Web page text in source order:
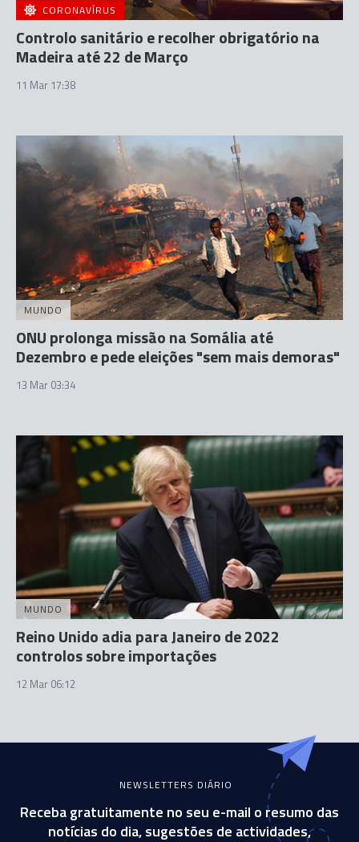
CORONAVÍRUS
Controlo sanitário e recolher obrigatório na
Madeira até 22 de Março
11 Mar 17:38
MUNDO
ONU prolonga missão na Somália até
Dezembro e pede eleições "sem mais demoras"
13 Mar 03:34
MUNDO
Reino Unido adia para Janeiro de 2022
controlos sobre importações
12 Mar 06:12
NEWSLETTERS DIÁRIO
Receba gratuitamente no seu e-mail o resumo das
notícias do dia, sugestões de actividades,